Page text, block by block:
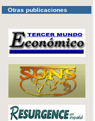
Otras publicaciones